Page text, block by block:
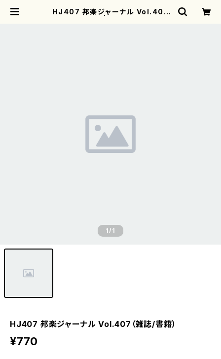
HJ407 邦楽ジャーナル Vol.407
1/1
HJ407 邦楽ジャーナル Vol.407（雑誌/書籍）
¥770